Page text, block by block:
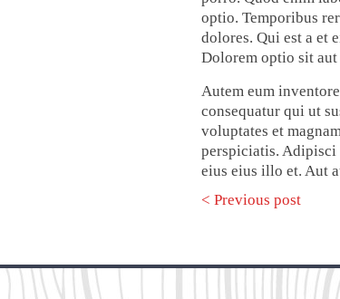
optio. Temporibus
dolores. Qui est a et
Dolorem optio sit
Autem eum
consequatur qui ut
voluptates et
perspiciatis. Adipisci
eius eius illo et. Aut
< Previous post